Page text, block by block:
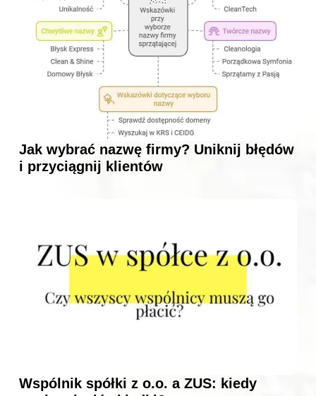
Jak wybrać nazwę firmy? Uniknij błędów
i przyciągnij klientów
Wspólnik spółki z o.o. a ZUS: kiedy